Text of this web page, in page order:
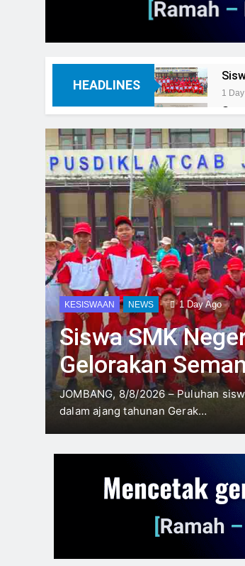
HEADLINES
1
2
2
Alur
KESISWAAN NEWS 1 Day Ago
Siswa SMK
Gelorakan
di Gerak Jalan
2026
JOMBANG, 8/8/2026 – Puluhan
dalam ajang tahunan Gerak…